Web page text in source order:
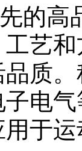
的高
艺
质
电
于